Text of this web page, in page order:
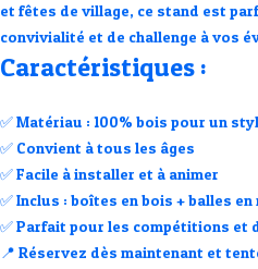
et fêtes de village, ce stand est
convivialité et de challenge à vos
Caractéristiques :
✅Matériau : 100% bois pour un
✅ Convient à tous les âges
✅Facile à installer et à animer
✅Inclus : boîtes en bois + balles en
✅Parfait pour les compétitions et
📍 Réservez dès maintenant et